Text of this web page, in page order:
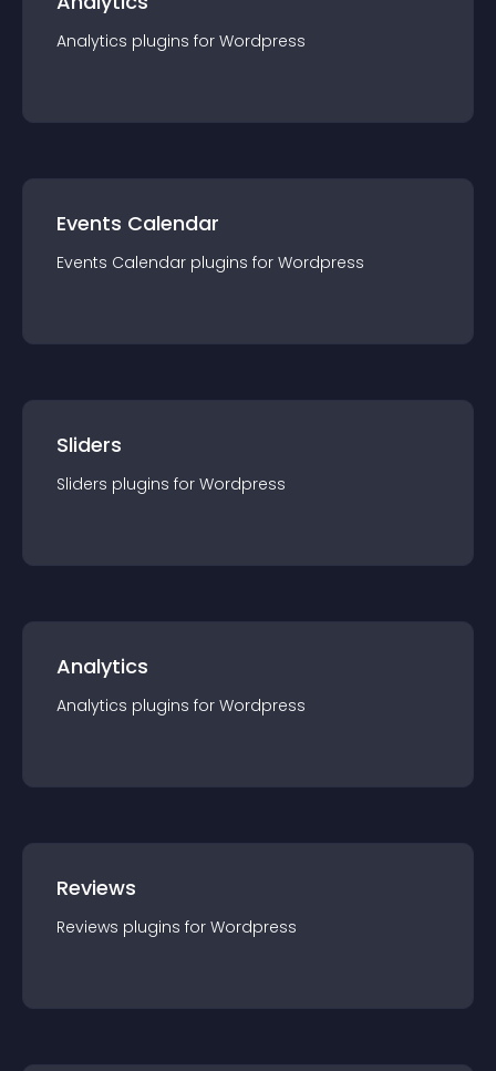
Analytics plugins for Wordpress
Events Calendar
Events Calendar plugins for Wordpress
Sliders
Sliders plugins for Wordpress
Analytics
Analytics plugins for Wordpress
Reviews
Reviews plugins for Wordpress